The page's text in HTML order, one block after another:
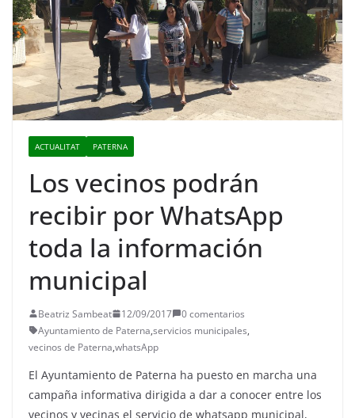
ACTUALITAT PATERNA
Los vecinos podrán
recibir por WhatsApp
toda la información
municipal
Beatriz Sambeat 12/09/2017
0 comentarios
Ayuntamiento de Paterna,servicios municipales,
vecinos de Paterna,whatsApp
El Ayuntamiento de Paterna ha puesto en marcha una
campaña informativa dirigida a dar a conocer entre los
vecinos y vecinas el servicio de whatsapp municipal,